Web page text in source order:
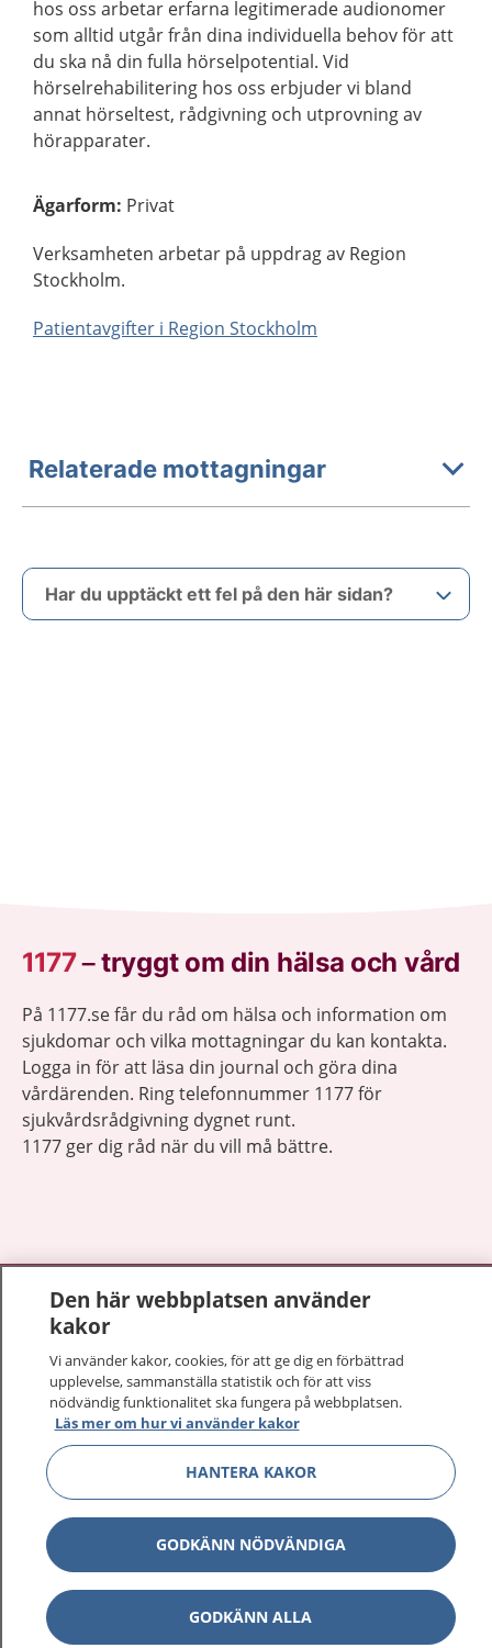
hos oss arbetar erfarna legitimerade audionomer
som alltid utgår från dina individuella behov för att
du ska nå din fulla hörselpotential. Vid
hörselrehabilitering hos oss erbjuder vi bland
annat hörseltest, rådgivning och utprovning av
hörapparater.
Ägarform: Privat
Verksamheten arbetar på uppdrag av Region
Stockholm.
Patientavgifter i Region Stockholm
Relaterade mottagningar
Har du upptäckt ett fel på den här sidan?
1177–tryggt om din hälsa och vård
På 1177.se får du råd om hälsa och information om
sjukdomar och vilka mottagningar du kan kontakta.
Logga in för att läsa din journal och göra dina
vårdärenden. Ring telefonnummer 1177 för
sjukvårdsrådgivning dygnet runt.
1177 ger dig råd när du vill må bättre.
1177 på flera språk
Om 1177
Kontakt
Behandling av personuppgifter
Hantering av kakor
Inställningar för kakor
Den här webbplatsen använder
kakor
Vi använder kakor, cookies, för att ge dig en förbättrad
upplevelse, sammanställa statistik och för att viss
nödvändig funktionalitet ska fungera på webbplatsen.
Läs mer om hur vi använder kakor
HANTERA KAKOR
GODKÄNN NÖDVÄNDIGA
GODKÄNN ALLA